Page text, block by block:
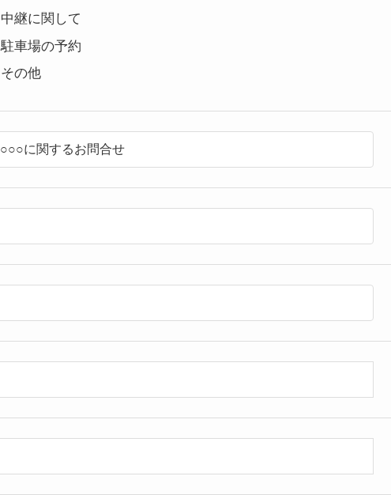
中継に関して
駐車場の予約
その他